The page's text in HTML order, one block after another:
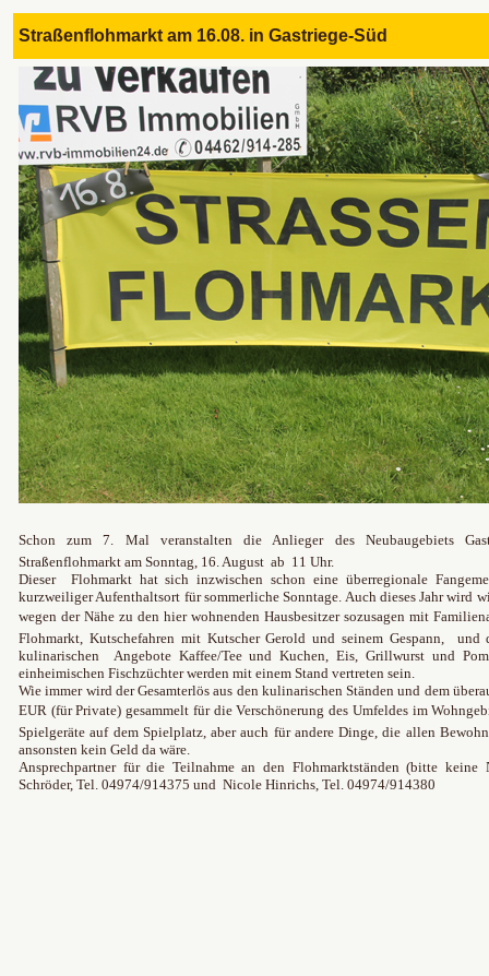
Straßenflohmarkt am 16.08. in Gastriege-Süd
Schon zum 7. Mal veranstalten die Anlieger des Neubaugebiets
Straßenflohmarkt am Sonntag, 16. August ab 11 Uhr.
Dieser Flohmarkt hat sich inzwischen schon eine überregionale
kurzweiliger Aufenthaltsort für sommerliche Sonntage. Auch dieses Jahr wird
wegen der Nähe zu den hier wohnenden Hausbesitzer sozusagen mit
Flohmarkt, Kutschefahren mit Kutscher Gerold und seinem Gespann,
kulinarischen Angebote Kaffee/Tee und Kuchen, Eis, Grillwurst und
einheimischen Fischzüchter werden mit einem Stand vertreten sein.
Wie immer wird der Gesamterlös aus den kulinarischen Ständen und dem
EUR (für Private) gesammelt für die Verschönerung des Umfeldes im
Spielgeräte auf dem Spielplatz, aber auch für andere Dinge, die allen
ansonsten kein Geld da wäre.
Ansprechpartner für die Teilnahme an den Flohmarktständen (bitte keine
Schröder, Tel. 04974/914375 und Nicole Hinrichs, Tel. 04974/914380